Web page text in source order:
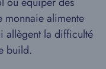
monnaie alimente
allègent la difficulté
build.